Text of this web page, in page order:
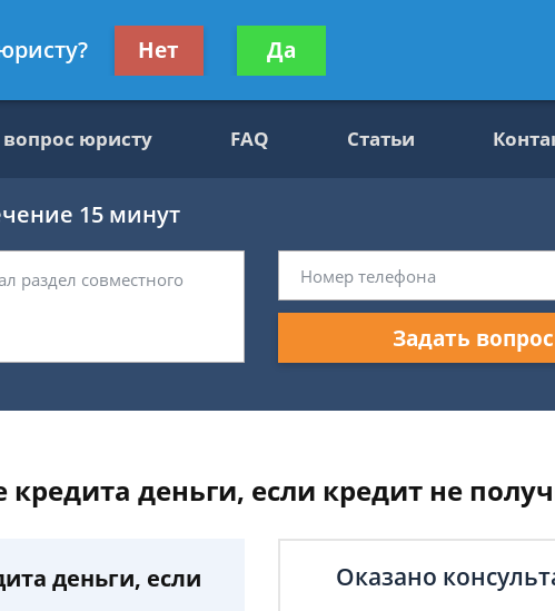
Получите консультацию
бесплатно
вопрос юристу FAQ Статьи
15 минут
Задать вопрос
деньги, если кредит не
деньги, если
Оказано
Нет Да